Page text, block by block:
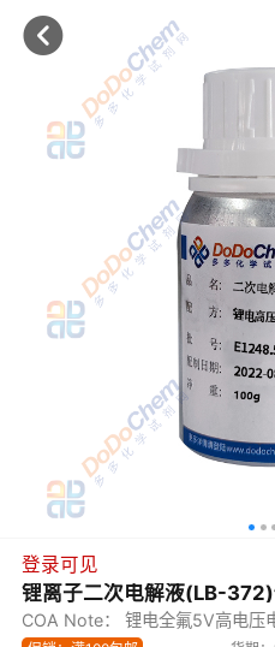
登录可见
锂离子二次电解液(LB-
COA Note： 锂电全氟5V高电压